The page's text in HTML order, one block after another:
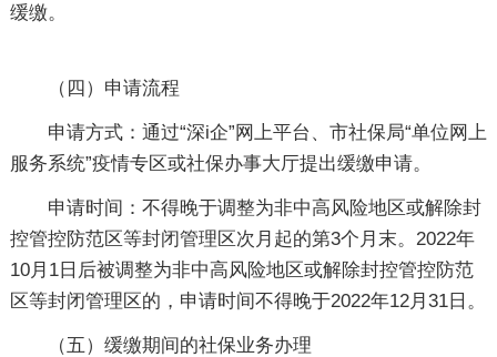
缓缴。
（四）申请流程
申请方式：通过“深i企”网上平台、市社保局“单位网上
服务系统”疫情专区或社保办事大厅提出缓缴申请。
申请时间：不得晚于调整为非中高风险地区或解除封
控管控防范区等封闭管理区次月起的第3个月末。2022年
10月1日后被调整为非中高风险地区或解除封控管控防范
区等封闭管理区的，申请时间不得晚于2022年12月31日。
（五）缓缴期间的社保业务办理